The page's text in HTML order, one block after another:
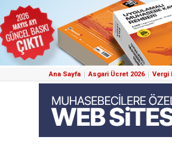
Ana Sayfa Asgari Ücret 2026 Vergi